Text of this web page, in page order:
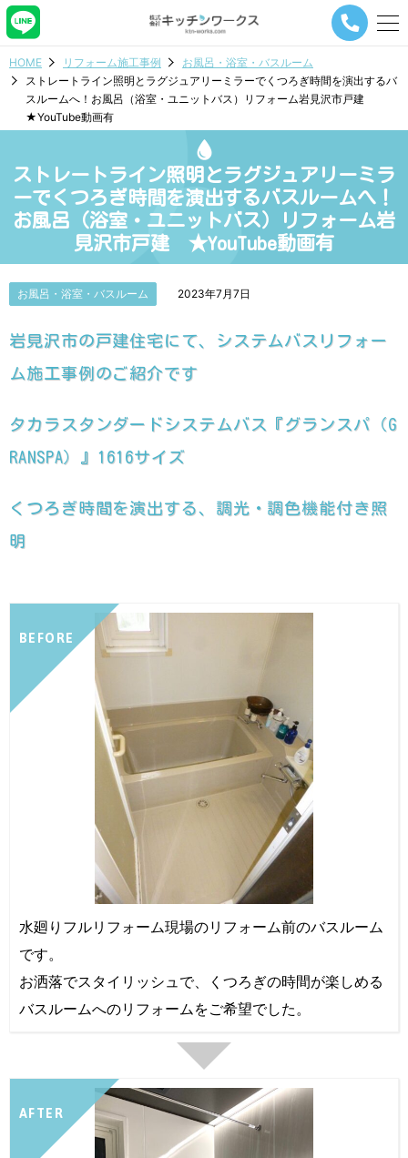
メ
ー
ゲ
ョ
ン
ボ
タ
HOME リフォーム施工事例
お風呂・浴室・バスルーム
ストレートライン照明とラグジュアリーミラーでくつろぎ時間を演出するバ
スルームへ！お風呂（浴室・ユニットバス）リフォーム岩見沢市戸建
★YouTube動画有
ストレートライン照明とラグジュアリーミラ
ーでくつろぎ時間を演出するバスルームへ！
お風呂（浴室・ユニットバス）リフォーム岩
見沢市戸建 ★YouTube動画有
お風呂・浴室・バスルーム 2023年7月7日
岩見沢市の戸建住宅にて、システムバスリフォー
ム施工事例のご紹介です
タカラスタンダードシステムバス『グランスパ（G
RANSPA）』1616サイズ
くつろぎ時間を演出する、調光・調色機能付き照
明
BEFORE
水廻りフルリフォーム現場のリフォーム前のバスルーム
です。
お洒落でスタイリッシュで、くつろぎの時間が楽しめる
バスルームへのリフォームをご希望でした。
AFTER